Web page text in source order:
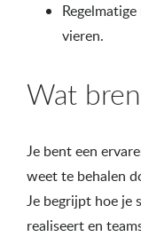
vieren.
Wat
Je bent een
weet te behalen
Je begrijpt hoe je
realiseert en